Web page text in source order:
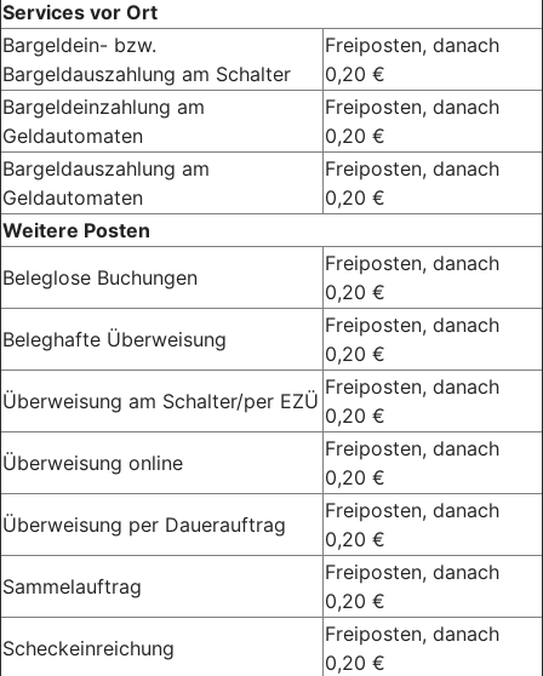
Services vor Ort
Bargeldein- bzw.
Bargeldauszahlung am Schalter
Freiposten, danach
0,20 €
Bargeldeinzahlung am
Geldautomaten
Freiposten, danach
0,20 €
Bargeldauszahlung am
Geldautomaten
Freiposten, danach
0,20 €
Weitere Posten
Beleglose Buchungen
Freiposten, danach
0,20 €
Beleghafte Überweisung
Freiposten, danach
0,20 €
Überweisung am Schalter/per EZÜ
Freiposten, danach
0,20 €
Überweisung online
Freiposten, danach
0,20 €
Überweisung per Dauerauftrag
Freiposten, danach
0,20 €
Sammelauftrag
Freiposten, danach
0,20 €
Scheckeinreichung
Freiposten, danach
0,20 €